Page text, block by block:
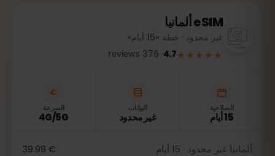
eSIMألمانيا
غير محدود · خطة «15 أيام»
★★★★★
4.7
·
376
reviews
الصلاحية
15 أيام
البيانات
غير محدود
السرعة
4G/5G
ألمانيا غير محدود · 15 أيام
€ 39.99